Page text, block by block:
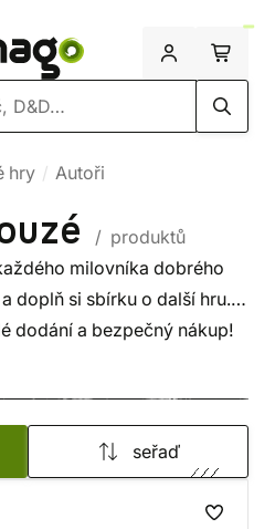
hry Autoři
/ produktů
milovníka dobrého
doplň si sbírku o další hru.
dodání a bezpečný nákup!
seřaď